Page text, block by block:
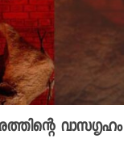
വാസഗൃഹം